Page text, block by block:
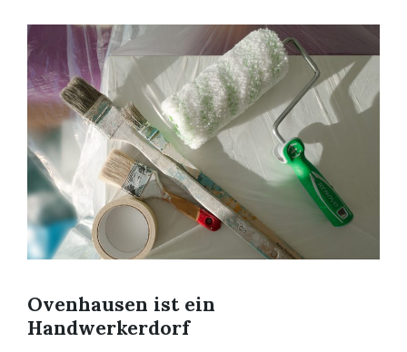
Ovenhausen ist ein
Handwerkerdorf